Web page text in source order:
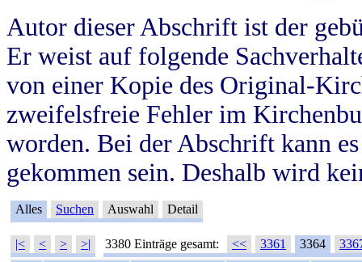
Autor dieser Abschrift ist der
Er weist auf folgende
von einer Kopie des Original-
zweifelsfreie Fehler im
worden. Bei der Abschrift kann
gekommen sein. Deshalb wird
Alles Suchen Auswahl Detail
|< < > >| 3380 Einträge gesamt: << 3361 3364